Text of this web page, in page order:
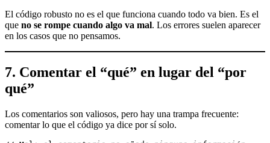
El código robusto no es el que funciona cuando todo va bien. Es el
que no se rompe cuando algo va mal. Los errores suelen aparecer
en los casos que no pensamos.
7. Comentar el “qué” en lugar del “por
qué”
Los comentarios son valiosos, pero hay una trampa frecuente:
comentar lo que el código ya dice por sí solo.